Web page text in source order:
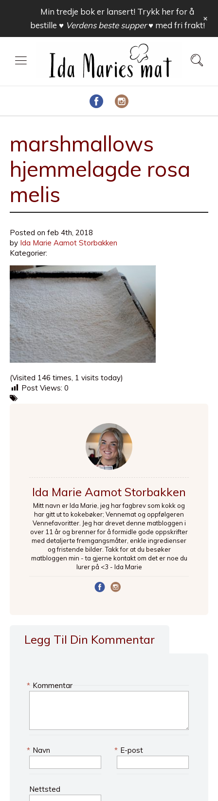
marshmallows
hjemmelagde rosa
melis
Posted on feb 4th, 2018
by Ida Marie Aamot Storbakken
Kategorier:
(Visited 146 times, 1 visits today)
Post Views: 0
Ida Marie Aamot Storbakken
Mitt navn er Ida Marie, jeg har fagbrev som kokk og
har gitt ut to kokebøker; Vennemat og oppfølgeren
Vennefavoritter. Jeg har drevet denne matbloggen i
over 11 år og brenner for å formidle gode oppskrifter
med detaljerte fremgangsmåter, enkle ingredienser
og fristende bilder. Takk for at du besøker
matbloggen min - ta gjerne kontakt om det er noe du
lurer på <3 - Ida Marie
Legg Til Din Kommentar
Kommentar
*
Navn
* E-post
*
Nettsted
Min tredje bok er lansert! Trykk her for å
bestille ♥ Verdens beste supper ♥med fri frakt!
+